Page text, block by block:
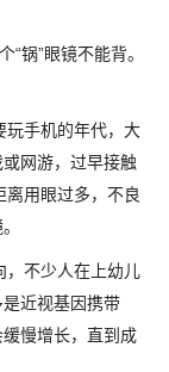
锅”眼镜不能背。
玩手机的年代，大
网游，过早接触
离用眼过多，不良
，不少人在上幼儿
近视基因携带
慢增长，直到成